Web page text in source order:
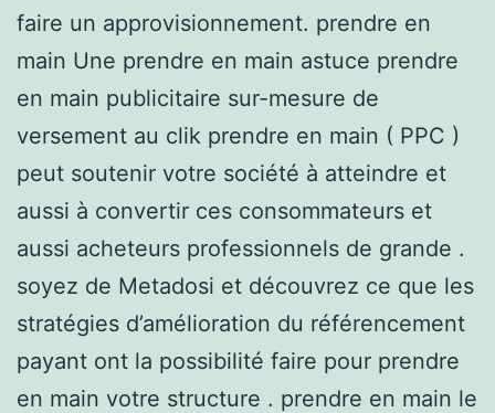
faire un approvisionnement. prendre en
main Une prendre en main astuce prendre
en main publicitaire sur-mesure de
versement au clik prendre en main ( PPC )
peut soutenir votre société à atteindre et
aussi à convertir ces consommateurs et
aussi acheteurs professionnels de grande .
soyez de Metadosi et découvrez ce que les
stratégies d’amélioration du référencement
payant ont la possibilité faire pour prendre
en main votre structure . prendre en main le